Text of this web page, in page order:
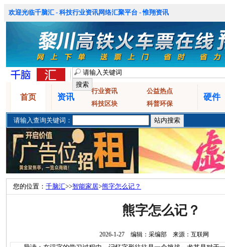
欢迎光临千脑汇 - 科技行业资讯网络汇聚平台 - 惟翔资讯
首页 资讯
行业资讯
公益热点
科技区块
科普环保
硬件
请输入查询关键词：
您的位置： 千脑汇>>智能家居>熊字怎么记？
熊字怎么记？
2026-1-27 编辑：采编部 来源：互联网